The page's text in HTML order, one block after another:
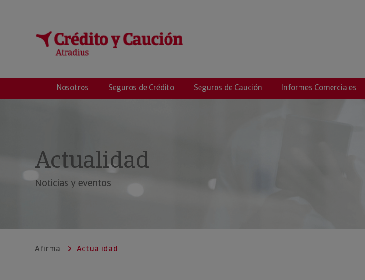
Afirma Gestores de Riesgos
Nosotros Seguros de Crédito Seguros de Caución Informes Comerciales
Actualidad
Noticias y eventos
Afirma Actualidad